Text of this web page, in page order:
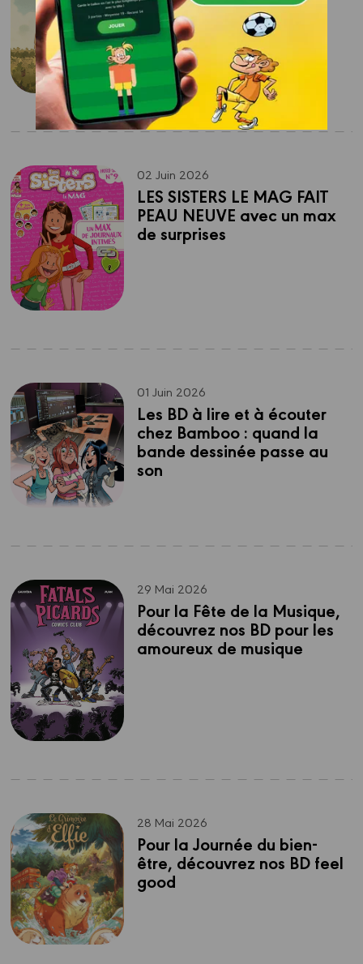
02 Juin 2026
LES SISTERS LE MAG FAIT
PEAU NEUVE avec un max
de surprises
01 Juin 2026
Les BD à lire et à écouter
chez Bamboo : quand la
bande dessinée passe au
son
29 Mai 2026
Pour la Fête de la Musique,
découvrez nos BD pour les
amoureux de musique
28 Mai 2026
Pour la Journée du bien-
être, découvrez nos BD feel
good
JE JOUE !